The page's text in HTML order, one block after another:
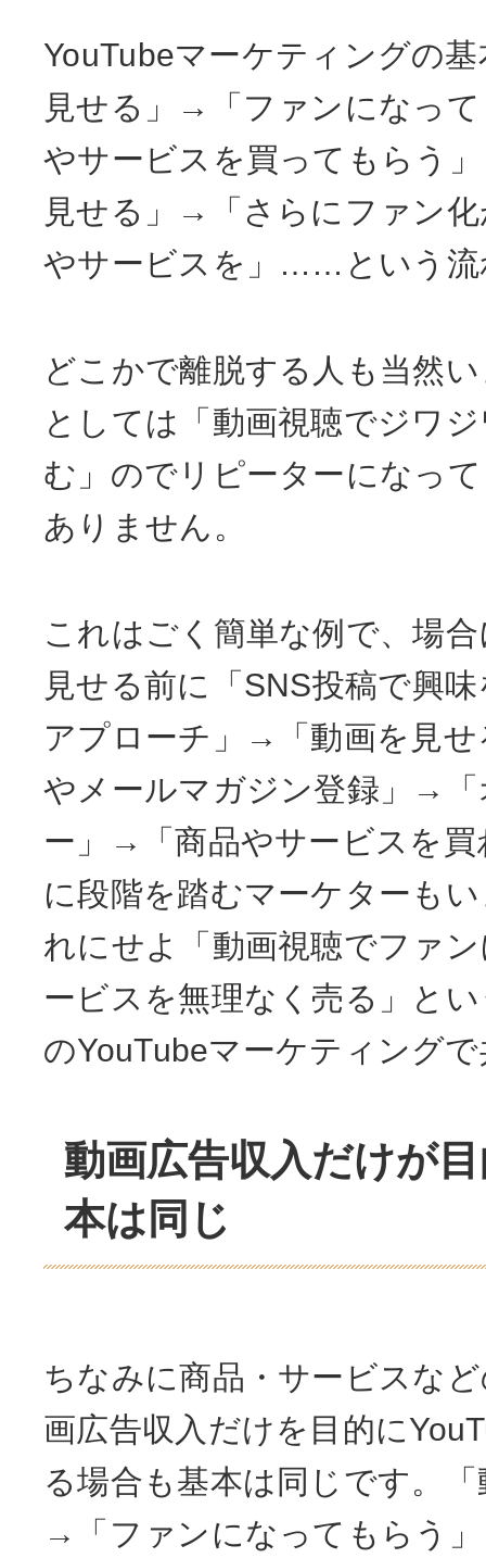
YouTubeマーケティングの
見せる」→「ファンになっ
やサービスを買ってもらう
見せる」→「さらにファン
やサービスを」……という流
どこかで離脱する人も当然
としては「動画視聴でジワ
む」のでリピーターになっ
ありません。
これはごく簡単な例で、場
見せる前に「SNS投稿で興
アプローチ」→「動画を見
やメールマガジン登録」→
ー」→「商品やサービスを
に段階を踏むマーケターも
れにせよ「動画視聴でファ
ービスを無理なく売る」と
のYouTubeマーケティング
動画広告収入だけが
本は同じ
ちなみに商品・サービスな
画広告収入だけを目的に
る場合も基本は同じです。
→「ファンになってもらう